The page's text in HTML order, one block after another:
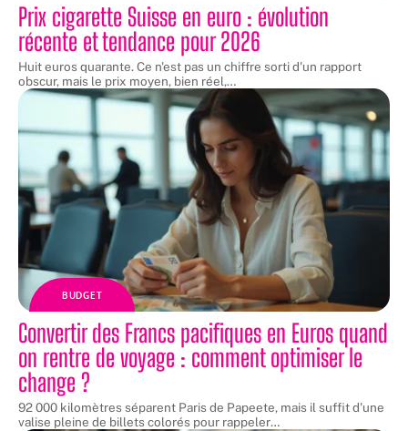
Prix cigarette Suisse en euro : évolution
récente et tendance pour 2026
Huit euros quarante. Ce n'est pas un chiffre sorti d'un rapport
obscur, mais le prix moyen, bien réel,…
BUDGET
Convertir des Francs pacifiques en Euros quand
on rentre de voyage : comment optimiser le
change ?
92 000 kilomètres séparent Paris de Papeete, mais il suffit d'une
valise pleine de billets colorés pour rappeler…